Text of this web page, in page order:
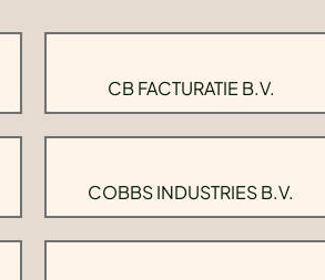
CB FACTURATIE B.V.
COBBS INDUSTRIES B.V.